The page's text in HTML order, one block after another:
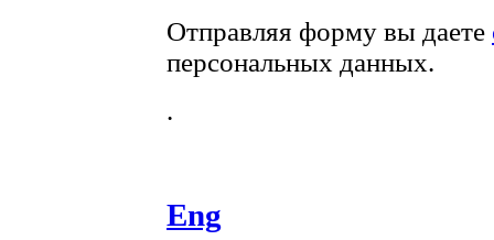
Отправляя форму вы даете
персональных данных.
.
Eng